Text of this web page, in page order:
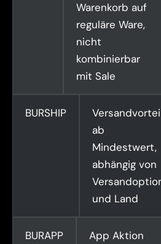
Warenkorb auf
reguläre Ware,
nicht
kombinierbar
mit Sale
BURSHIP
ab
Mindestwert,
abhängig von
und Land
BURAPP
App Aktion